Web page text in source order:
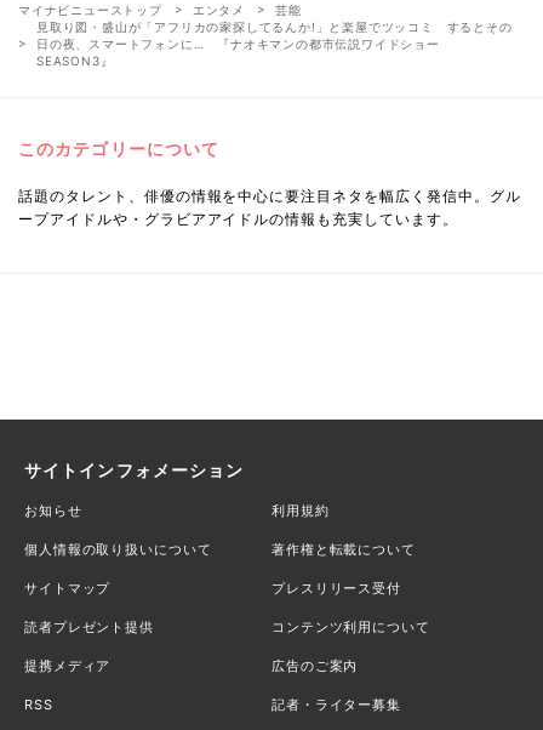
マイナビニューストップ エンタメ
芸能
見取り図・盛山が「アフリカの家探してるんか!」と楽屋でツッコミ するとその
日の夜、スマートフォンに… 『ナオキマンの都市伝説ワイドショー
SEASON3』
このカテゴリーについて
話題のタレント、俳優の情報を中心に要注目ネタを幅広く発信中。グル
ープアイドルや・グラビアアイドルの情報も充実しています。
サイトインフォメーション
お知らせ 利用規約
個人情報の取り扱いについて 著作権と転載について
サイトマップ プレスリリース受付
読者プレゼント提供 コンテンツ利用について
提携メディア 広告のご案内
RSS 記者・ライター募集